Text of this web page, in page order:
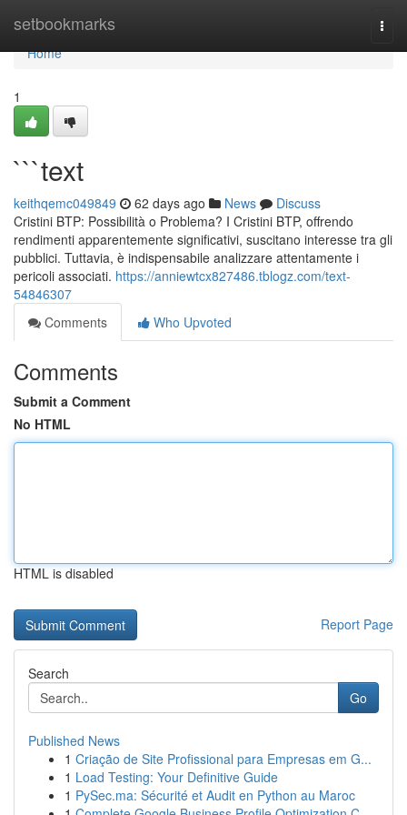
setbookmarks
Home
Home
1
```text
keithqemc049849 62 days ago News
Discuss
Cristini BTP: Possibilità o Problema? I Cristini BTP, offrendo
rendimenti apparentemente significativi, suscitano interesse tra gli
pubblici. Tuttavia, è indispensabile analizzare attentamente i
pericoli associati. https://anniewtcx827486.tblogz.com/text-
54846307
Comments
Who Upvoted
Comments
Submit a Comment
No HTML
HTML is disabled
Report Page
Search
Go
Published News
1 Criação de Site Profissional para Empresas em G...
1 Load Testing: Your Definitive Guide
1 PySec.ma: Sécurité et Audit en Python au Maroc